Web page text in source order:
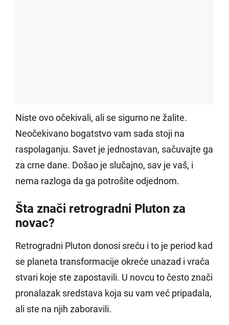
Niste ovo očekivali, ali se sigurno ne žalite.
Neočekivano bogatstvo vam sada stoji na
raspolaganju. Savet je jednostavan, sačuvajte ga
za crne dane. Došao je slučajno, sav je vaš, i
nema razloga da ga potrošite odjednom.
Šta znači retrogradni Pluton za
novac?
Retrogradni Pluton donosi sreću i to je period kad
se planeta transformacije okreće unazad i vraća
stvari koje ste zapostavili. U novcu to često znači
pronalazak sredstava koja su vam već pripadala,
ali ste na njih zaboravili.